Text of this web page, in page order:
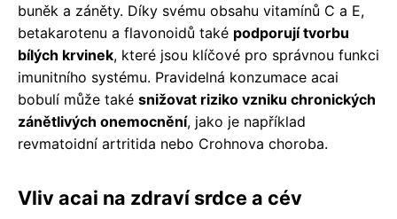
buněk a záněty. Díky svému obsahu vitamínů C a E,
betakarotenu a flavonoidů také podporují tvorbu
bílých krvinek, které jsou klíčové pro správnou funkci
imunitního systému. Pravidelná konzumace acai
bobulí může také snižovat riziko vzniku chronických
zánětlivých onemocnění, jako je například
revmatoidní artritida nebo Crohnova choroba.
Vliv acai na zdraví srdce a cév